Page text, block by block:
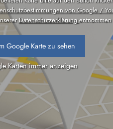
von Google /
Datenschutzerklärung
Google Karte zu sehen
Karten immer anzeigen